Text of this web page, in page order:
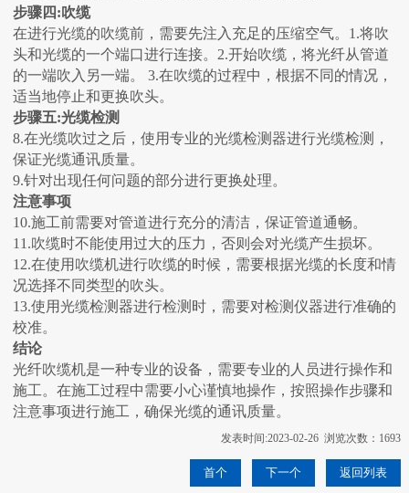
步骤四:吹缆
在进行光缆的吹缆前，需要先注入充足的压缩空气。1.将吹
头和光缆的一个端口进行连接。2.开始吹缆，将光纤从管道
的一端吹入另一端。 3.在吹缆的过程中，根据不同的情况，
适当地停止和更换吹头。
步骤五:光缆检测
8.在光缆吹过之后，使用专业的光缆检测器进行光缆检测，
保证光缆通讯质量。
9.针对出现任何问题的部分进行更换处理。
注意事项
10.施工前需要对管道进行充分的清洁，保证管道通畅。
11.吹缆时不能使用过大的压力，否则会对光缆产生损坏。
12.在使用吹缆机进行吹缆的时候，需要根据光缆的长度和情
况选择不同类型的吹头。
13.使用光缆检测器进行检测时，需要对检测仪器进行准确的
校准。
结论
光纤吹缆机是一种专业的设备，需要专业的人员进行操作和
施工。在施工过程中需要小心谨慎地操作，按照操作步骤和
注意事项进行施工，确保光缆的通讯质量。
发表时间:2023-02-26 浏览次数：1693
首个 下一个 返回列表